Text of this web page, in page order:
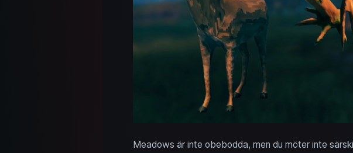
Meadows är inte obebodda, men du möter inte